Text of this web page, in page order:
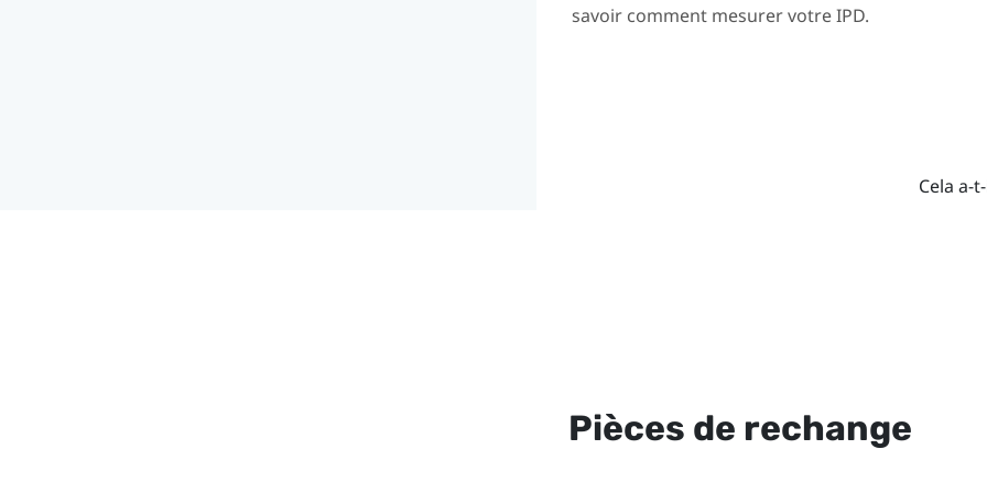
savoir comment mesurer votre IPD.
Cela a-
Pièces de rechange